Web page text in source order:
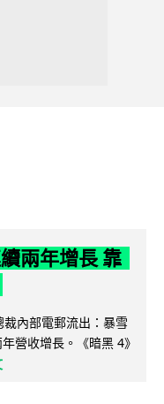
兩年增長 靠
內部電郵流出：暴雪
營收增長。《暗黑 4》